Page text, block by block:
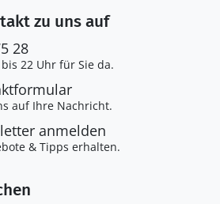
zu uns auf
28
22 Uhr für Sie da.
auf Ihre Nachricht.
anmelden
& Tipps erhalten.